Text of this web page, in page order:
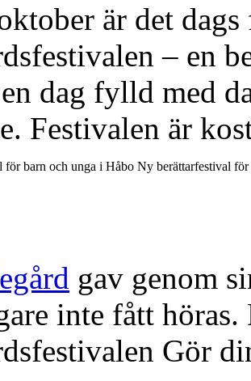
är det
– en
dag fylld med
Festivalen är
Ny berättarfestival
gav genom
inte fått höras.
Gör